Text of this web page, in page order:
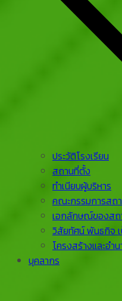
ประวัติโรงเรียน
สถานที่ตั้ง
ทำเนียบผู้บริหาร
คณะกรรมการสถ
เอกลักษณ์ของสถ
วิสัยทัศน์ พันธกิจ
โครงสร้างและอำ
บุคลากร